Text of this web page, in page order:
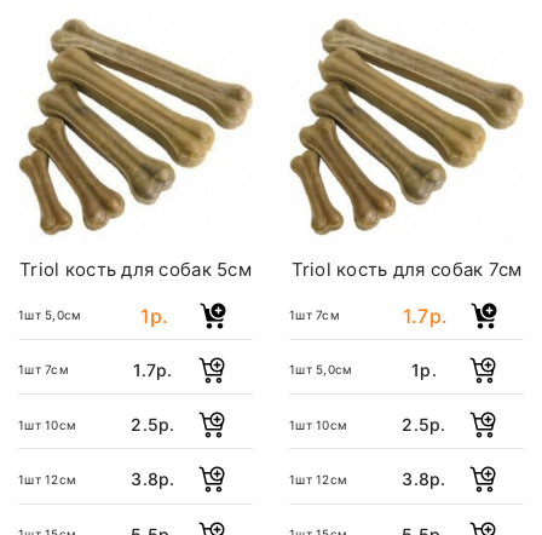
Triol кость для собак 5см
1шт 5,0см 1р.
1шт 7см 1.7р.
1шт 10см 2.5р.
1шт 12см 3.8р.
Triol кость для собак 7см
1шт 7см 1.7р.
1шт 5,0см 1р.
1шт 10см 2.5р.
1шт 12см 3.8р.